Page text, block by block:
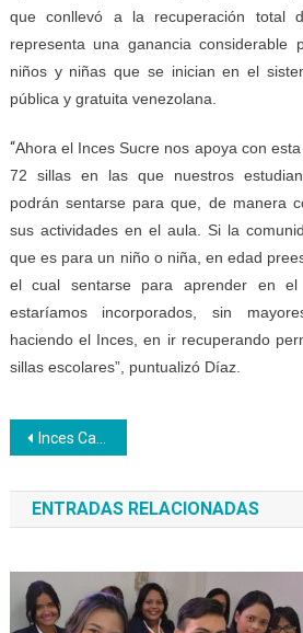
que conllevó a la recuperación total
representa una ganancia considerable
niños y niñas que se inician en el
pública y gratuita venezolana.
“Ahora el Inces Sucre nos apoya con
72 sillas en las que nuestros
podrán sentarse para que, de manera
sus actividades en el aula. Si la
que es para un niño o niña, en edad
el cual sentarse para aprender en
estaríamos incorporados, sin
haciendo el Inces, en ir recuperando
sillas escolares”, puntualizó Díaz.
Navegación
de
entradas
Inces Caracas realiza proceso de caracterización y registro en la sede de la Unexca
ENTRADAS RELACIONADAS